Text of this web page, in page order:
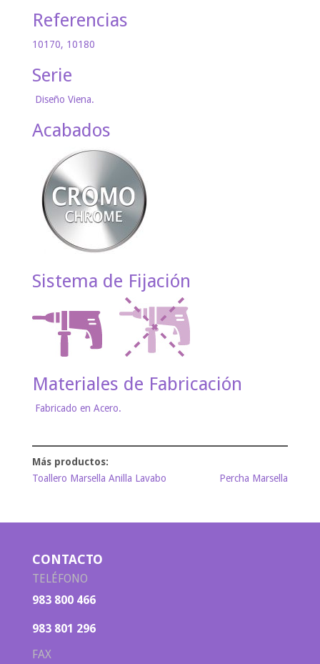
Referencias
10170, 10180
Serie
Diseño Viena.
Acabados
Sistema de Fijación
Materiales de Fabricación
Fabricado en Acero.
Toallero Marsella Anilla Lavabo Percha Marsella
CONTACTO
TELÉFONO
983 800 466
983 801 296
FAX